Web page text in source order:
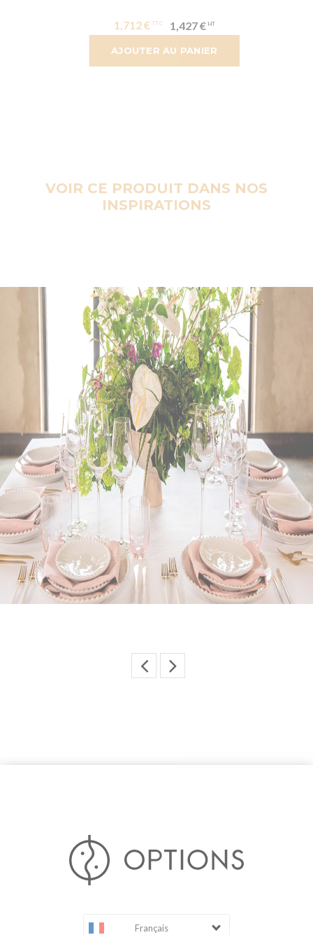
AJOUTER AU PANIER
1,712 € 1,427 €
VOIR CE PRODUIT DANS NOS
INSPIRATIONS
Français